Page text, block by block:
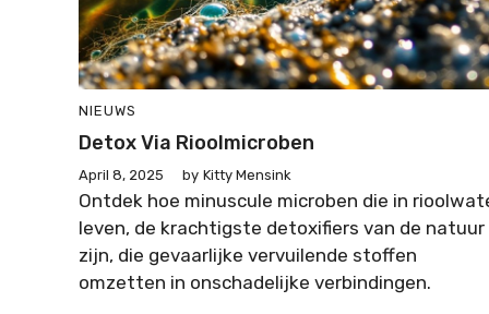
NIEUWS
Detox Via Rioolmicroben
April 8, 2025 by Kitty Mensink
Ontdek hoe minuscule microben die in
leven, de krachtigste detoxifiers van de natuur
zijn, die gevaarlijke vervuilende stoffen
omzetten in onschadelijke verbindingen.